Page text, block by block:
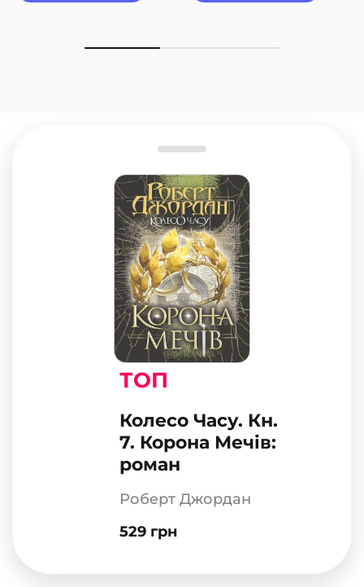
ТОП
Колесо Часу. Кн.
7. Корона Мечів:
роман
Роберт Джордан
529 грн